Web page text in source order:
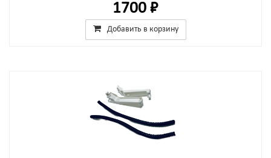
1700 ₽
Добавить в корзину